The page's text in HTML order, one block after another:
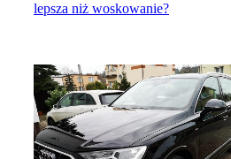
lepsza niż woskowanie?